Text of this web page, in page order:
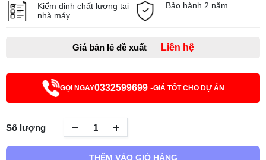
Kiểm định chất lượng tại
nhà máy
Bảo hành 2 năm
Giá bản lẻ đề xuất Liên hệ
GỌI NGAY0332599699 -GIÁ TỐT CHO DỰ ÁN
Số lượng
THÊM VÀO GIỎ HÀNG